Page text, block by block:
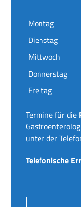
Montag
Dienstag
Mittwoch
Donnerstag
Freitag
Termine für die
unter der
Telefonische